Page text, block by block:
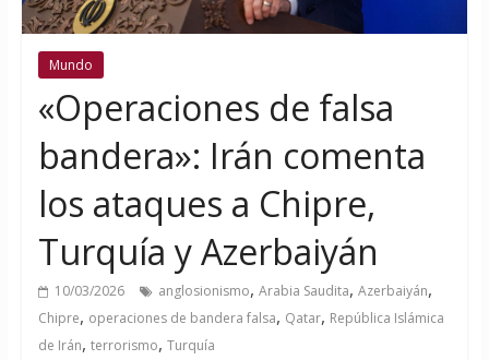
Mundo
«Operaciones de falsa
bandera»: Irán comenta
los ataques a Chipre,
Turquía y Azerbaiyán
10/03/2026 anglosionismo, Arabia Saudita, Azerbaiyán,
Chipre, operaciones de bandera falsa, Qatar, República Islámica
de Irán, terrorismo, Turquía